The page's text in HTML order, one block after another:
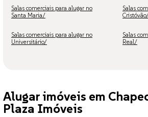
Salas comerciais para alugar no
Santa Maria/
Salas
Salas comerciais para alugar no
Universitário/
Salas
Real/
Alugar imóveis em
Plaza Imóveis